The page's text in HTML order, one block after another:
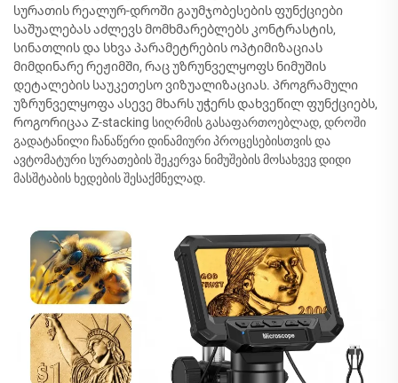
სურათის რეალურ-დროში გაუმჯობესების ფუნქციები
საშუალებას აძლევს მომხმარებლებს კონტრასტის,
სინათლის და სხვა პარამეტრების ოპტიმიზაციას
მიმდინარე რეჟიმში, რაც უზრუნველყოფს ნიმუშის
დეტალების საუკეთესო ვიზუალიზაციას. პროგრამული
უზრუნველყოფა ასევე მხარს უჭერს დახვეწილ ფუნქციებს,
როგორიცაა Z-stacking სიღრმის გასაფართოებლად, დროში
გადატანილი ჩანაწერი დინამიური პროცესებისთვის და
ავტომატური სურათების შეკერვა ნიმუშების მოსახვევ დიდი
მასშტაბის ხედების შესაქმნელად.